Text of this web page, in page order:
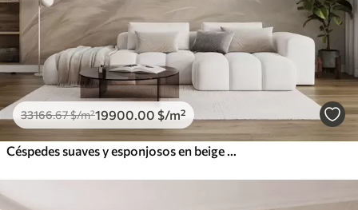
33166.67$/m²19900 .00 $/m²